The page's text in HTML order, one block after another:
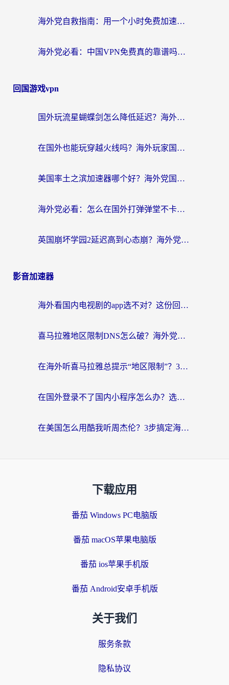
海外党自救指南：用一个小时免费加速器，轻松打破国内资源访问壁垒？
海外党必看：中国VPN免费真的靠谱吗？手把手教你选对回国加速器
回国游戏vpn
国外玩流星蝴蝶剑怎么降低延迟？海外党必看的加速秘籍（含欧洲鸣潮&彩虹岛优化攻略）
在国外也能玩穿越火线吗？海外玩家国服游戏畅玩终极指南
美国率土之滨加速器哪个好？海外党国服游戏畅玩终极指南（附多游戏解决方案）
海外党必看：怎么在国外打弹弹堂不卡？番茄加速器亲测指南
英国崩坏学园2延迟高到心态崩？海外党国服游戏加速终极指南
影音加速器
海外看国内电视剧的app选不对？这份回国加速器避坑指南帮你流畅追剧
喜马拉雅地区限制DNS怎么破？海外党听国内音乐听书的终极解决方案
在海外听喜马拉雅总提示“地区限制”？3步轻松解除+听国内音乐全攻略
在国外登录不了国内小程序怎么办？选对回国加速器，轻松解锁国内资源
在美国怎么用酷我听周杰伦？3步搞定海外听歌难题
下载应用
番茄 Windows PC电脑版
番茄 macOS苹果电脑版
番茄 ios苹果手机版
番茄 Android安卓手机版
关于我们
服务条款
隐私协议